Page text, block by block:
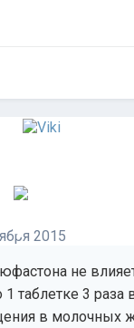
2015
не
таблетке 3 раза
в молочных